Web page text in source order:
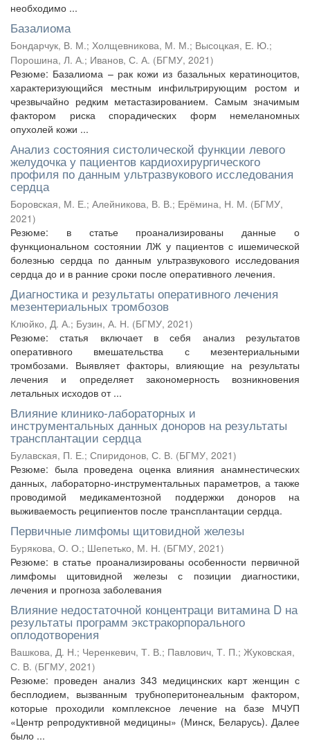
необходимо ...
Базалиома
Бондарчук, В. М.; Холщевникова, М. М.; Высоцкая, Е. Ю.;
Порошина, Л. А.; Иванов, С. А. (БГМУ, 2021)
Резюме: Базалиома – рак кожи из базальных кератиноцитов,
характеризующийся местным инфильтрирующим ростом и
чрезвычайно редким метастазированием. Самым значимым
фактором риска спорадических форм немеланомных
опухолей кожи ...
Анализ состояния систолической функции левого
желудочка у пациентов кардиохирургического
профиля по данным ультразвукового исследования
сердца
Боровская, М. Е.; Алейникова, В. В.; Ерёмина, Н. М. (БГМУ,
2021)
Резюме: в статье проанализированы данные о
функциональном состоянии ЛЖ у пациентов с ишемической
болезнью сердца по данным ультразвукового исследования
сердца до и в ранние сроки после оперативного лечения.
Диагностика и результаты оперативного лечения
мезентериальных тромбозов
Клюйко, Д. А.; Бузин, А. Н. (БГМУ, 2021)
Резюме: статья включает в себя анализ результатов
оперативного вмешательства с мезентериальными
тромбозами. Выявляет факторы, влияющие на результаты
лечения и определяет закономерность возникновения
летальных исходов от ...
Влияние клинико-лабораторных и
инструментальных данных доноров на результаты
трансплантации сердца
Булавская, П. Е.; Спиридонов, С. В. (БГМУ, 2021)
Резюме: была проведена оценка влияния анамнестических
данных, лабораторно-инструментальных параметров, а также
проводимой медикаментозной поддержки доноров на
выживаемость реципиентов после трансплантации сердца.
Первичные лимфомы щитовидной железы
Бурякова, О. О.; Шепетько, М. Н. (БГМУ, 2021)
Резюме: в статье проанализированы особенности первичной
лимфомы щитовидной железы с позиции диагностики,
лечения и прогноза заболевания
Влияние недостаточной концентраци витамина D на
результаты программ экстракорпорального
оплодотворения
Вашкова, Д. Н.; Черенкевич, Т. В.; Павлович, Т. П.; Жуковская,
С. В. (БГМУ, 2021)
Резюме: проведен анализ 343 медицинских карт женщин с
бесплодием, вызванным трубноперитонеальным фактором,
которые проходили комплексное лечение на базе МЧУП
«Центр репродуктивной медицины» (Минск, Беларусь). Далее
было ...